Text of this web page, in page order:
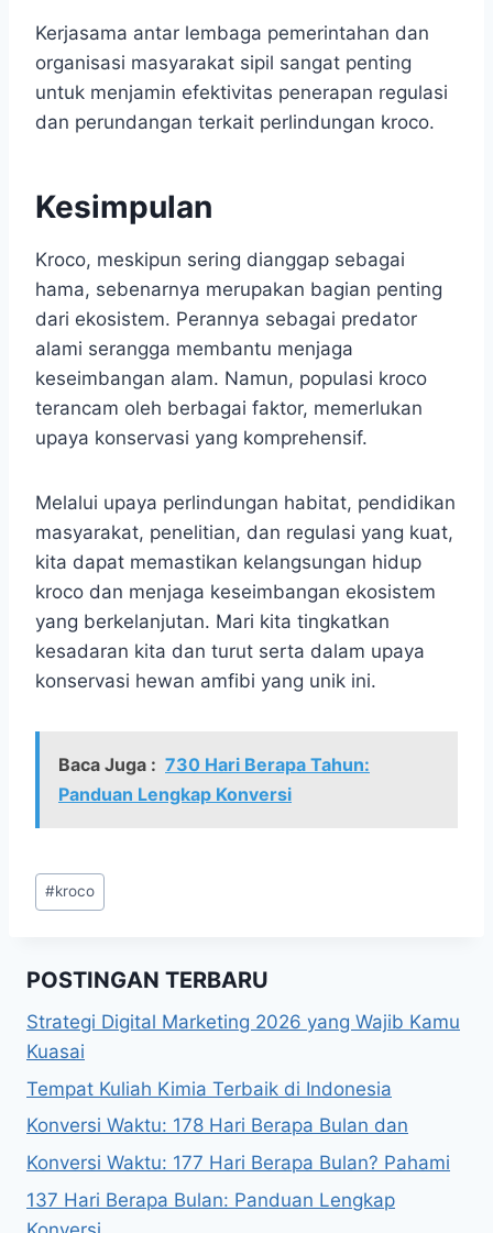
Kerjasama antar lembaga pemerintahan dan
organisasi masyarakat sipil sangat penting
untuk menjamin efektivitas penerapan regulasi
dan perundangan terkait perlindungan kroco.
Kesimpulan
Kroco, meskipun sering dianggap sebagai
hama, sebenarnya merupakan bagian penting
dari ekosistem. Perannya sebagai predator
alami serangga membantu menjaga
keseimbangan alam. Namun, populasi kroco
terancam oleh berbagai faktor, memerlukan
upaya konservasi yang komprehensif.
Melalui upaya perlindungan habitat, pendidikan
masyarakat, penelitian, dan regulasi yang kuat,
kita dapat memastikan kelangsungan hidup
kroco dan menjaga keseimbangan ekosistem
yang berkelanjutan. Mari kita tingkatkan
kesadaran kita dan turut serta dalam upaya
konservasi hewan amfibi yang unik ini.
Baca Juga : 730 Hari Berapa Tahun:
Panduan Lengkap Konversi
Post
Tags:
#kroco
POSTINGAN TERBARU
Strategi Digital Marketing 2026 yang Wajib Kamu
Kuasai
Tempat Kuliah Kimia Terbaik di Indonesia
Konversi Waktu: 178 Hari Berapa Bulan dan
Konversi Waktu: 177 Hari Berapa Bulan? Pahami
137 Hari Berapa Bulan: Panduan Lengkap